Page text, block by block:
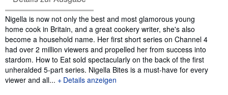
Inhaltsangabe
Nigella is now not only the best and most glamorous young
home cook in Britain, and a great cookery writer, she's also
become a household name. Her first short series on Channel 4
had over 2 million viewers and propelled her from success into
stardom. How to Eat sold spectacularly on the back of the first
unheralded 5-part series. Nigella Bites is a must-have for every
viewer and all...
Details anzeigen